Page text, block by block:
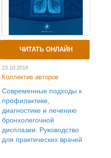
ЧИТАТЬ ОНЛАЙН
23.10.2018
Коллектив авторов
Современные подходы к
профилактике,
диагностике и лечению
бронхолегочной
дисплазии. Руководство
для практических врачей